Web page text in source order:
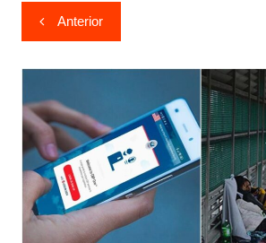
Navegación
de
entradas
Anterior